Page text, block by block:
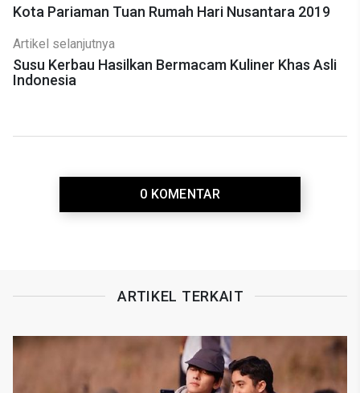
Kota Pariaman Tuan Rumah Hari Nusantara 2019
Artikel selanjutnya
Susu Kerbau Hasilkan Bermacam Kuliner Khas Asli
Indonesia
0 KOMENTAR
ARTIKEL TERKAIT